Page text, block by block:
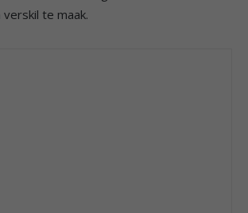
verskil te maak.